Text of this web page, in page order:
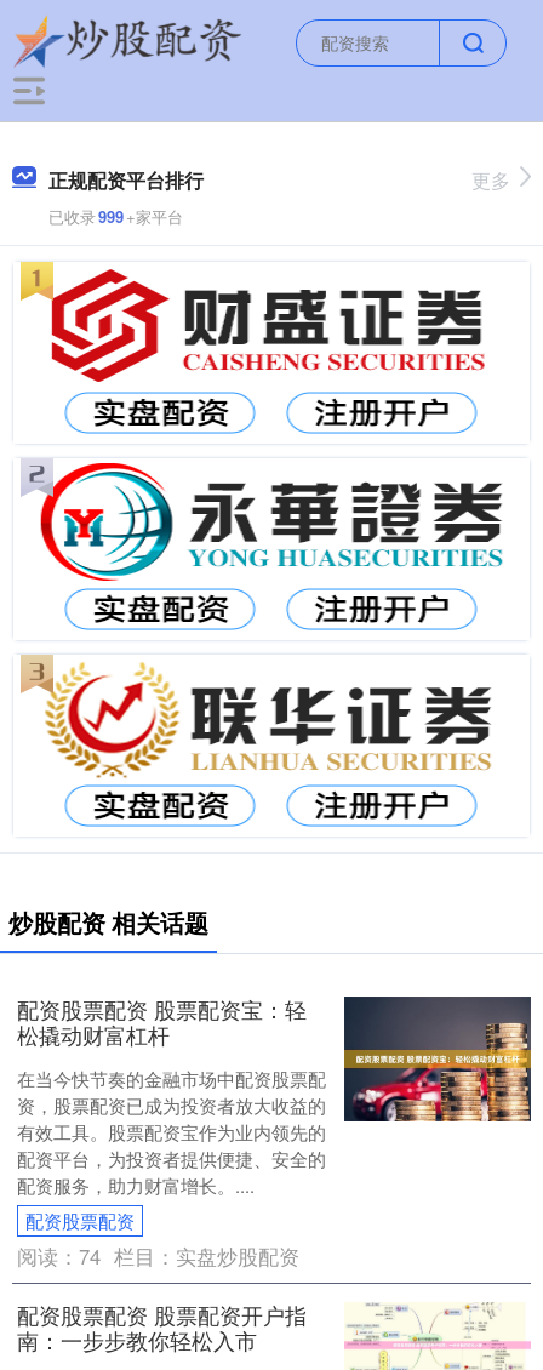
正规配资平台排行
已收录999+家平台
更多
炒股配资 相关话题
配资股票配资 股票配资宝：轻
松撬动财富杠杆
在当今快节奏的金融市场中配资股票配
资，股票配资已成为投资者放大收益的
有效工具。股票配资宝作为业内领先的
配资平台，为投资者提供便捷、安全的
配资服务，助力财富增长。....
配资股票配资
阅读：74 栏目： 实盘炒股配资
配资股票配资 股票配资开户指
南：一步步教你轻松入市